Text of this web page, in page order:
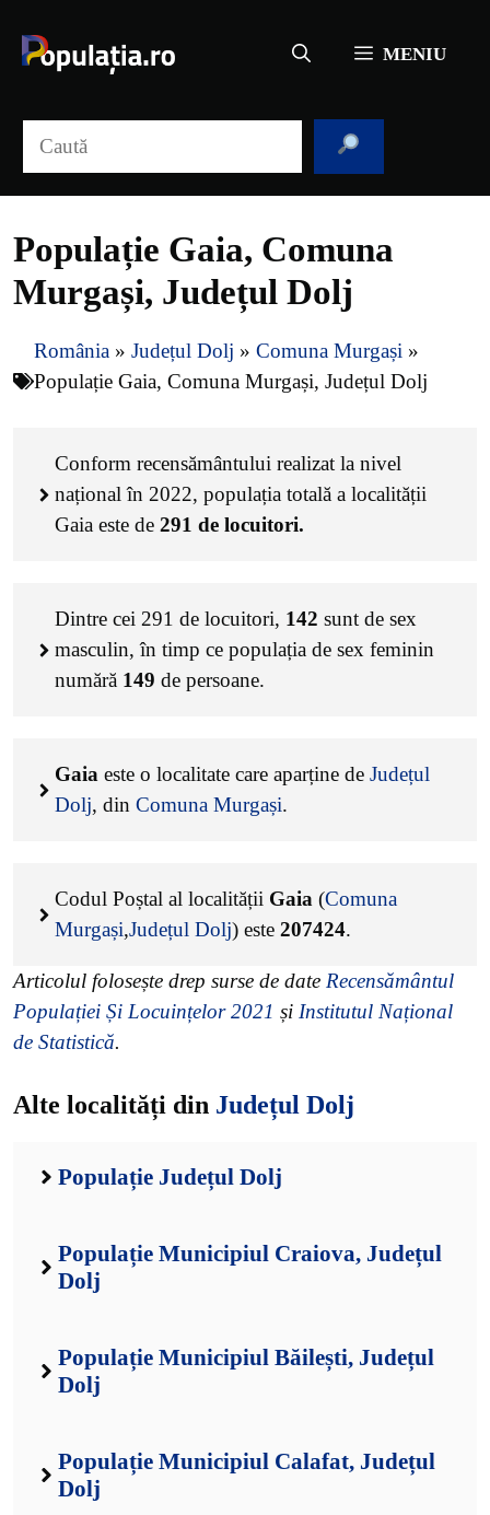
conținut
MENIU
Populație Gaia, Comuna
Murgași, Județul Dolj
România » Județul Dolj » Comuna Murgași »
Populație Gaia, Comuna Murgași, Județul Dolj
Conform recensământului realizat la nivel
național în 2022, populația totală a localității
Gaia este de 291 de locuitori.
Dintre cei 291 de locuitori, 142 sunt de sex
masculin, în timp ce populația de sex feminin
numără 149 de persoane.
Gaia este o localitate care aparține de Județul
Dolj, din Comuna Murgași.
Codul Poștal al localității Gaia (Comuna
Murgași,Județul Dolj) este 207424.
Articolul folosește drep surse de date Recensământul
Populației Și Locuințelor 2021 și Institutul Național
de Statistică.
Alte localități din Județul Dolj
Populație Județul Dolj
Populație Municipiul Craiova, Județul
Dolj
Populație Municipiul Băilești, Județul
Dolj
Populație Municipiul Calafat, Județul
Dolj